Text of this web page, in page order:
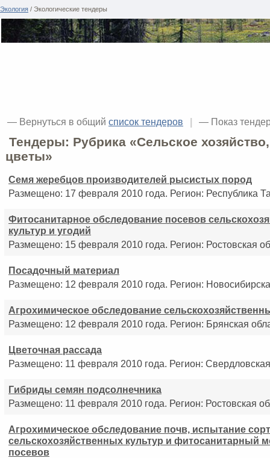
Экология / Экологические тендеры
— Вернуться в общий список тендеров | — Показ
Тендеры: Рубрика «Сельское
цветы»
Семя жеребцов производителей рысистых пород
Размещено: 17 февраля 2010 года. Регион: Республика
Фитосанитарное обследование посевов
культур и угодий
Размещено: 15 февраля 2010 года. Регион: Ростовская
Посадочный материал
Размещено: 12 февраля 2010 года. Регион:
Агрохимическое обследование
Размещено: 12 февраля 2010 года. Регион: Брянская
Цветочная рассада
Размещено: 11 февраля 2010 года. Регион:
Гибриды семян подсолнечника
Размещено: 11 февраля 2010 года. Регион: Ростовская
Агрохимическое обследование почв, испытание
сельскохозяйственных культур и фитосанитарный
посевов